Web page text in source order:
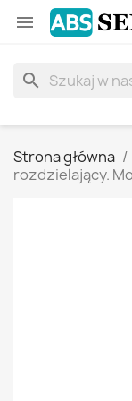

search
Strona główna
rozdzielający.